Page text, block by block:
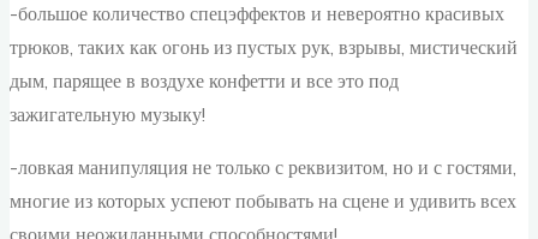
-большое количество спецэффектов и невероятно красивых
трюков, таких как огонь из пустых рук, взрывы, мистический
дым, парящее в воздухе конфетти и все это под
зажигательную музыку!
-ловкая манипуляция не только с реквизитом, но и с гостями,
многие из которых успеют побывать на сцене и удивить всех